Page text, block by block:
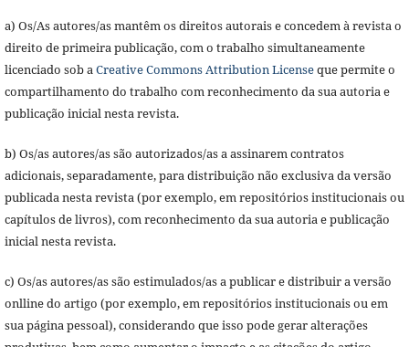
a) Os/As autores/as mantêm os direitos autorais e concedem à revista o
direito de primeira publicação, com o trabalho simultaneamente
licenciado sob aCreative Commons Attribution Licenseque permite o
compartilhamento do trabalho com reconhecimento da sua autoria e
publicação inicial nesta revista.
b) Os/as autores/as são autorizados/as a assinarem contratos
adicionais, separadamente, para distribuição não exclusiva da versão
publicada nesta revista (por exemplo, em repositórios institucionais ou
capítulos de livros), com reconhecimento da sua autoria e publicação
inicial nesta revista.
c) Os/as autores/as são estimulados/as a publicar e distribuir a versão
onlline do artigo (por exemplo, em repositórios institucionais ou em
sua página pessoal), considerando que isso pode gerar alterações